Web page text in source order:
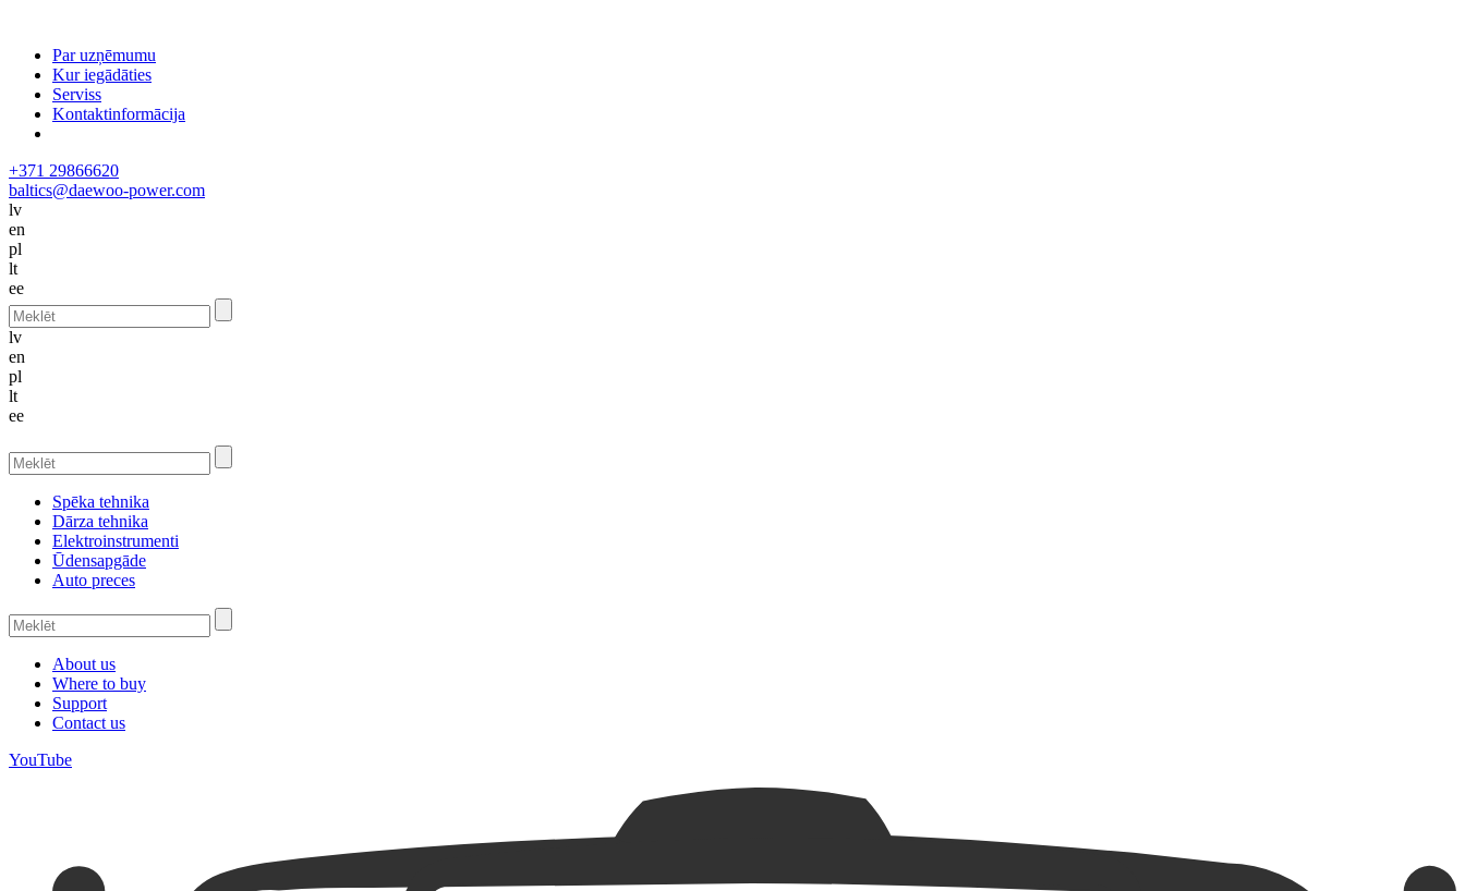
Par uzņēmumu
Kur iegādāties
Serviss
Kontaktinformācija
+371 29866620
baltics@daewoo-power.com
lv
en
pl
lt
ee
lv
en
pl
lt
ee
Spēka tehnika
Dārza tehnika
Elektroinstrumenti
Ūdensapgāde
Auto preces
About us
Where to buy
Support
Contact us
YouTube